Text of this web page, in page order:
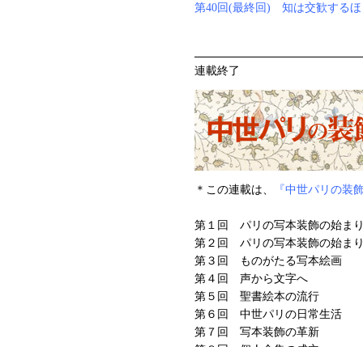
第40回(最終回) 知は交歓するほ
連載終了
＊この連載は、 『中世パリの装
第１回 パリの写本装飾の始ま
第２回 パリの写本装飾の始ま
第３回 ものがたる写本絵画
第４回 声から文字へ
第５回 聖書絵本の流行
第６回 中世パリの日常生活
第７回 写本装飾の革新